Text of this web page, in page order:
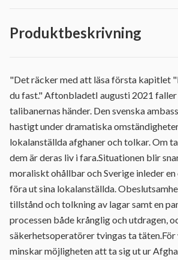
Produktbeskrivning
"Det räcker med att läsa första kapitlet
du fast." AftonbladetI augusti 2021
talibanernas händer. Den svenska
hastigt under dramatiska
lokalanställda afghaner och tolkar. Om
dem är deras liv i fara.Situationen blir
moraliskt ohållbar och Sverige inleder
föra ut sina lokalanställda.
tillstånd och tolkning av lagar samt en
processen både krånglig och utdragen,
säkerhetsoperatörer tvingas ta
minskar möjligheten att ta sig ut ur